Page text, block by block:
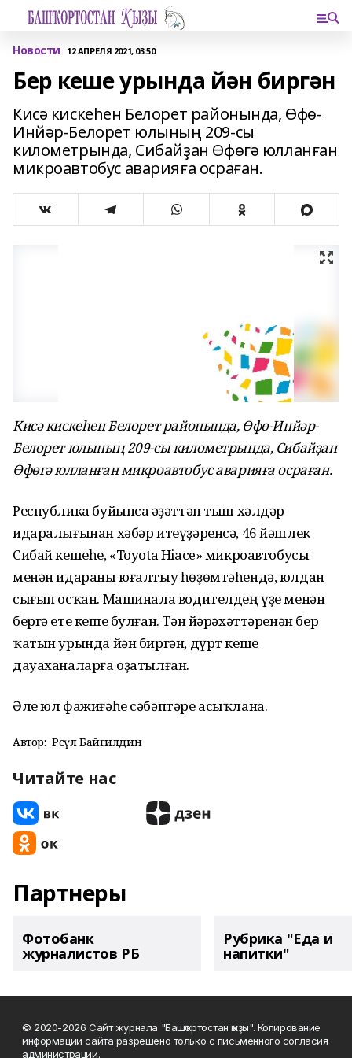
Новости 12 АПРЕЛЯ 2021, 03:50
Бер кеше урында йән биргән
Кисә кискеһен Белорет районында, Өфө-
Инйәр-Белорет юлының 209-сы
километрында, Сибайҙан Өфөгә юлланған
микроавтобус аварияға осраған.
Кисә кискеһен Белорет районында, Өфө-Инйәр-
Белорет юлының 209-сы километрында, Сибайҙан
Өфөгә юлланған микроавтобус аварияға осраған.
Республика буйынса Ғәҙәттән тыш хәлдәр
идаралығынан хәбәр итеүҙәренсә, 46 йәшлек
Сибай кешеһе, «Toyota Hiace» микроавтобусы
менән идараны юғалтыу һөҙөмтәһендә, юлдан
сығып осҡан. Машинала водителдең үҙе менән
бергә ете кеше булған. Тән йәрәхәттәренән бер
ҡатын урында йән биргән, дүрт кеше
дауаханаларға оҙатылған.
Әле юл фажиғәһе сәбәптәре асыҡлана.
Автор: Рәсүл Байгилдин
Читайте нас
Партнеры
Фотобанк
журналистов РБ
Рубрика "Еда и
напитки"
© 2020-2026 Сайт журнала "Башҡортостан ҡыҙы". Копирование
информации сайта разрешено только с письменного согласия
администрации.